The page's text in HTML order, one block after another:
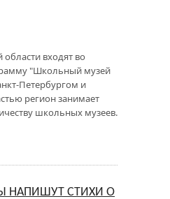
входят во
"Школьный музей
Петербургом и
регион занимает
школьных музеев.
НАПИШУТ СТИХИ О